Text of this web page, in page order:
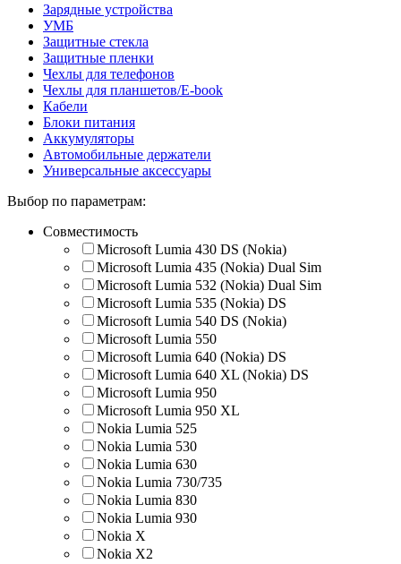
Зарядные устройства
УМБ
Защитные стекла
Защитные пленки
Чехлы для телефонов
Чехлы для планшетов/E-book
Кабели
Блоки питания
Аккумуляторы
Автомобильные держатели
Универсальные аксессуары
Выбор по параметрам:
Совместимость
Microsoft Lumia 430 DS (Nokia)
Microsoft Lumia 435 (Nokia) Dual Sim
Microsoft Lumia 532 (Nokia) Dual Sim
Microsoft Lumia 535 (Nokia) DS
Microsoft Lumia 540 DS (Nokia)
Microsoft Lumia 550
Microsoft Lumia 640 (Nokia) DS
Microsoft Lumia 640 XL (Nokia) DS
Microsoft Lumia 950
Microsoft Lumia 950 XL
Nokia Lumia 525
Nokia Lumia 530
Nokia Lumia 630
Nokia Lumia 730/735
Nokia Lumia 830
Nokia Lumia 930
Nokia X
Nokia X2